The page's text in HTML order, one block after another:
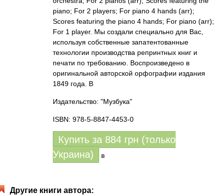
piano; For 2 players; For piano 4 hands (arr);
Scores featuring the piano 4 hands; For piano (arr);
For 1 player. Мы создали специально для Вас,
используя собственные запатентованные
технологии производства репринтных книг и
печати по требованию. Воспроизведено в
оригинальной авторской орфографии издания
1849 года. В
Издательство: "Музбука"
ISBN: 978-5-8847-4453-0
Купить за 884 грн (только
Украина)
в
Другие книги автора: